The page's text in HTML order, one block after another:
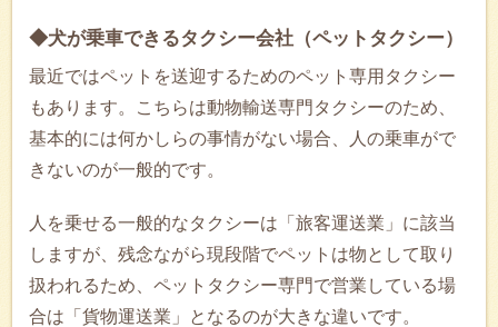
◆犬が乗車できるタクシー会社（ペットタクシー）
最近ではペットを送迎するためのペット専用タクシー
もあります。こちらは動物輸送専門タクシーのため、
基本的には何かしらの事情がない場合、人の乗車がで
きないのが一般的です。
人を乗せる一般的なタクシーは「旅客運送業」に該当
しますが、残念ながら現段階でペットは物として取り
扱われるため、ペットタクシー専門で営業している場
合は「貨物運送業」となるのが大きな違いです。